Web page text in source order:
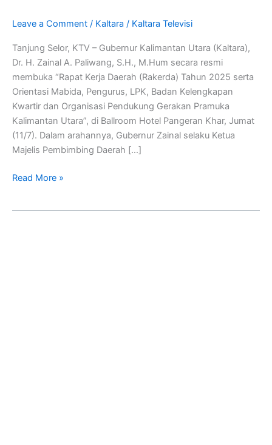
Leave a Comment / Kaltara / Kaltara Televisi
Tanjung Selor, KTV – Gubernur Kalimantan Utara (Kaltara),
Dr. H. Zainal A. Paliwang, S.H., M.Hum secara resmi
membuka “Rapat Kerja Daerah (Rakerda) Tahun 2025 serta
Orientasi Mabida, Pengurus, LPK, Badan Kelengkapan
Kwartir dan Organisasi Pendukung Gerakan Pramuka
Kalimantan Utara”, di Ballroom Hotel Pangeran Khar, Jumat
(11/7). Dalam arahannya, Gubernur Zainal selaku Ketua
Majelis Pembimbing Daerah […]
Pemuda
Tangguh
Dan
Berjiwa
Pemimpin
Read More »